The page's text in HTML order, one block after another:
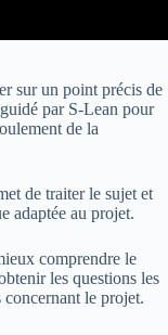
sur un point précis de
par S-Lean pour
de la
de traiter le sujet et
adaptée au projet.
comprendre le
les questions les
concernant le projet.